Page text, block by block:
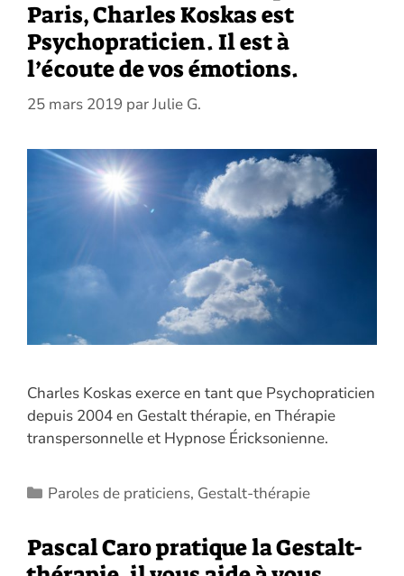
Paris, Charles Koskas est
Psychopraticien. Il est à
l’écoute de vos émotions.
25 mars 2019 parJulie G.
Charles Koskas exerce en tant que Psychopraticien
depuis 2004 en Gestalt thérapie, en Thérapie
transpersonnelle et Hypnose Éricksonienne.
Catégories
Paroles de praticiens, Gestalt-thérapie
Pascal Caro pratique la Gestalt-